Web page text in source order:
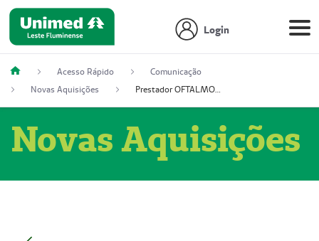
Login
Acesso Rápido
Comunicação
Novas Aquisições
Prestador OFTALMOCLÍNICA SÃO GONÇALO (55004164-2)
Novas Aquisições